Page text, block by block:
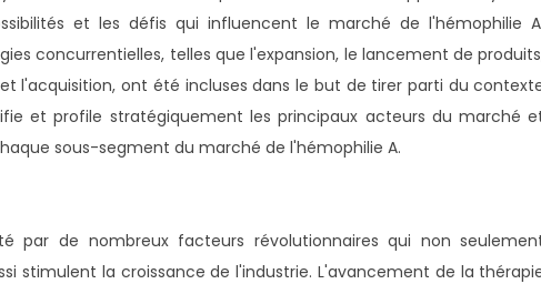
et les défis qui influencent le marché de l'hémophilie
concurrentielles, telles que l'expansion, le lancement de
l'acquisition, ont été incluses dans le but de tirer parti du
et profile stratégiquement les principaux acteurs du marché
sous-segment du marché de l'hémophilie A.
par de nombreux facteurs révolutionnaires qui non
stimulent la croissance de l'industrie. L'avancement de la